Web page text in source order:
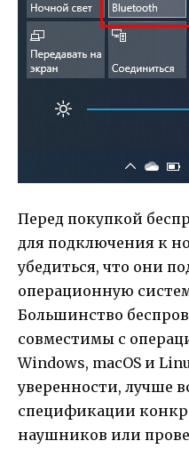
Перед покупкой
для подключения к
убедиться, что они
операционную
Большинство
совместимы с
Windows, macOS и
уверенности, лучше
спецификации
наушников или